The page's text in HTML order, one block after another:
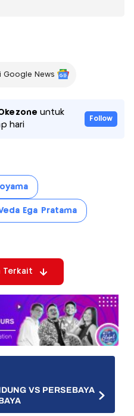
Google News
untuk
hari
Follow
Ega Pratama
Terkait
VS PERSEBAYA